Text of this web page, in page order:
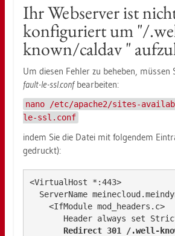
Ihr Web­ser­ver ist
kon­fi­gu­riert um "/
known/cal­dav "
Um die­sen Feh­ler zu be­he­ben, müs­sen
fault-le-ssl.confbe­ar­bei­ten:
nano /etc/apache2/sites-
le-ssl.conf
indem Sie die Datei mit fol­gen­dem
ge­druckt):
<VirtualHost *:443>
ServerName
    <IfModule mod_headers.c>
Header always set
Redirect 301 /.well-